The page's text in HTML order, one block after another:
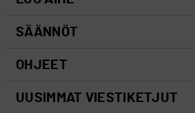
SÄÄNNÖT
OHJEET
UUSIMMAT VIESTIKETJUT